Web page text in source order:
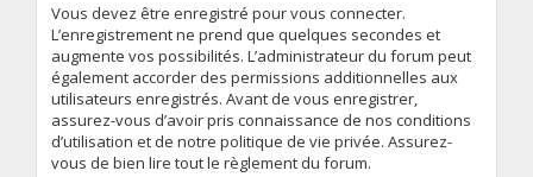
Vous devez être enregistré pour vous connecter.
L’enregistrement ne prend que quelques secondes et
augmente vos possibilités. L’administrateur du forum peut
également accorder des permissions additionnelles aux
utilisateurs enregistrés. Avant de vous enregistrer,
assurez-vous d’avoir pris connaissance de nos conditions
d’utilisation et de notre politique de vie privée. Assurez-
vous de bien lire tout le règlement du forum.